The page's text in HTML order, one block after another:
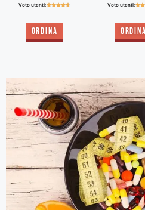
Voto utenti:
Ordina
Voto utenti:
Ordina